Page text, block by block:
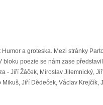
a groteska. Mezi stránky
poezie se nám zase
- Jiří Žáček, Miroslav Jilemnický,
Jiří Dědeček, Václav